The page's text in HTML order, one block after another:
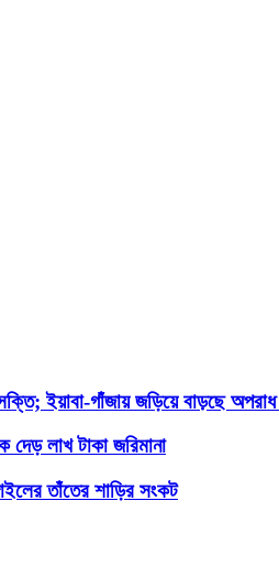
ইয়াবা-গাঁজায় জড়িয়ে বাড়ছে অপরাধ
দেড় লাখ টাকা জরিমানা
তাঁতের শাড়ির সংকট